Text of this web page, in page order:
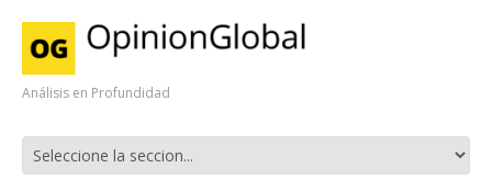
Análisis en Profundidad